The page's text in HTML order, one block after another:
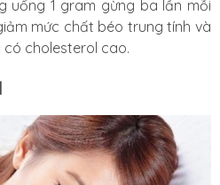
uống 1 gram gừng ba lần mỗi
mức chất béo trung tính và
cholesterol cao.